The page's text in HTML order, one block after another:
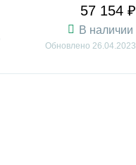
57 154 ₽
В наличии
Обновлено 26.04.2023